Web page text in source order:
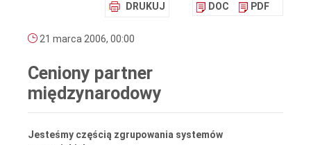
DRUKUJ DOC PDF
21 marca 2006, 00:00
Ceniony partner
międzynarodowy
Jesteśmy częścią zgrupowania systemów